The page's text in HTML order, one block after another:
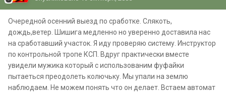
Очередной осенний выезд по сработке. Слякоть,
дождь,ветер. Шишига медленно но уверенно доставила нас
на сработавший участок. Я иду проверяю систему. Инструктор
по контрольной тропе КСП. Вдруг практически вместе
увидели мужика который с использованим фуфайки
пытаеться преодолеть колючьку. Мы упали на землю
наблюдаем. Не можем понять что он делает. Встаем автомат